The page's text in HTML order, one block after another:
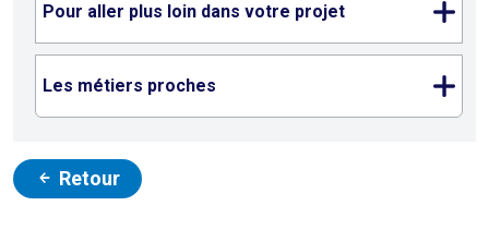
Pour aller plus loin dans votre projet
Les métiers proches
Retour